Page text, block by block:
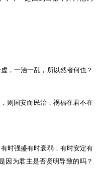
，一治一乱，所以然者何也？
则国安而民治，祸福在君不在
时强盛有时衰弱，有时安定有
因为君主是否贤明导致的吗？